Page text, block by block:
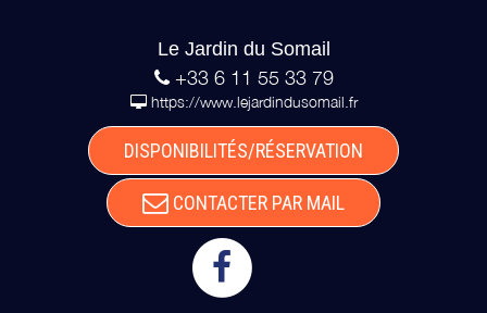
Le Jardin du Somail
+33 6 11 55 33 79
https://www.lejardindusomail.fr
DISPONIBILITÉS/RÉSERVATION
CONTACTER PAR MAIL